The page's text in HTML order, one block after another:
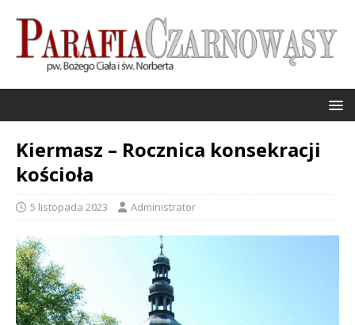
Kiermasz – Rocznica konsekracji
kościoła
5 listopada 2023 Administrator